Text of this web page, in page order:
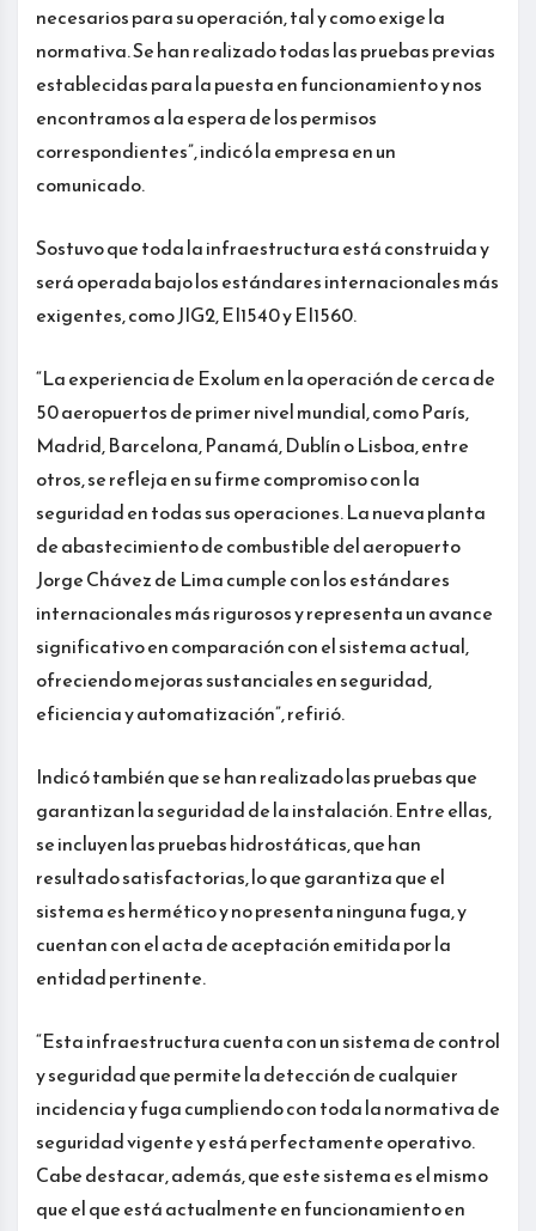
necesarios para su operación, tal y como exige la
normativa. Se han realizado todas las pruebas previas
establecidas para la puesta en funcionamiento y nos
encontramos a la espera de los permisos
correspondientes”, indicó la empresa en un
comunicado.
Sostuvo que toda la infraestructura está construida y
será operada bajo los estándares internacionales más
exigentes, como JIG2, EI1540 y EI1560.
“La experiencia de Exolum en la operación de cerca de
50 aeropuertos de primer nivel mundial, como París,
Madrid, Barcelona, Panamá, Dublín o Lisboa, entre
otros, se refleja en su firme compromiso con la
seguridad en todas sus operaciones. La nueva planta
de abastecimiento de combustible del aeropuerto
Jorge Chávez de Lima cumple con los estándares
internacionales más rigurosos y representa un avance
significativo en comparación con el sistema actual,
ofreciendo mejoras sustanciales en seguridad,
eficiencia y automatización”, refirió.
Indicó también que se han realizado las pruebas que
garantizan la seguridad de la instalación. Entre ellas,
se incluyen las pruebas hidrostáticas, que han
resultado satisfactorias, lo que garantiza que el
sistema es hermético y no presenta ninguna fuga, y
cuentan con el acta de aceptación emitida por la
entidad pertinente.
“Esta infraestructura cuenta con un sistema de control
y seguridad que permite la detección de cualquier
incidencia y fuga cumpliendo con toda la normativa de
seguridad vigente y está perfectamente operativo.
Cabe destacar, además, que este sistema es el mismo
que el que está actualmente en funcionamiento en